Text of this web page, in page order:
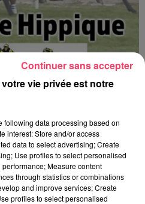
vie privée est notre
following data processing based on
interest: Store and/or access
data to select advertising; Create
Use profiles to select personalised
Measure content
through statistics or combinations
and improve services; Create
profiles to select personalised
Continuer sans accepter